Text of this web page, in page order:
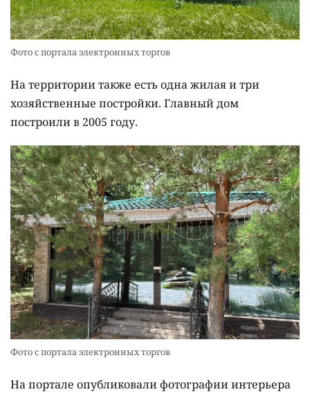
Фото с портала электронных торгов
На территории также есть одна жилая и три
хозяйственные постройки. Главный дом
построили в 2005 году.
Фото с портала электронных торгов
На портале опубликовали фотографии интерьера